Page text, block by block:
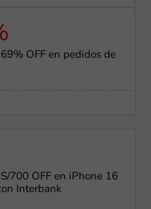
OFF en pedidos de
700 OFF en iPhone 16
Interbank